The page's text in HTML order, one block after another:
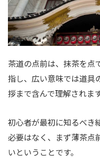
茶道の点前は、抹茶を点
指し、広い意味では道具
拶まで含んで理解されます
初心者が最初に知るべき
必要はなく、まず薄茶点
いということです。